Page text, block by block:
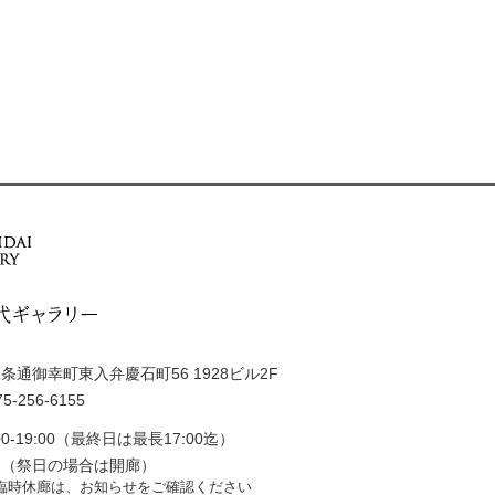
通御幸町東入弁慶石町56 1928ビル2F
256-6155
19:00（最終日は最長17:00迄）
祭日の場合は開廊）
時休廊は、お知らせをご確認ください